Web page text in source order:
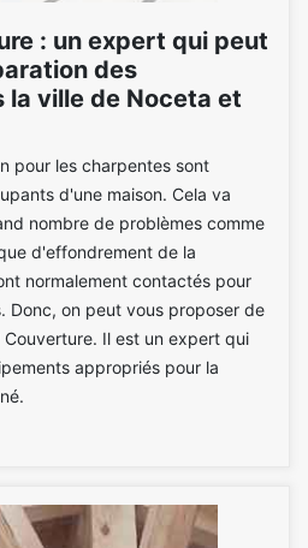
: un expert qui peut
des
ville de Noceta et
pour les charpentes sont
d'une maison. Cela va
nombre de problèmes comme
d'effondrement de la
normalement contactés pour
Donc, on peut vous proposer de
Couverture. Il est un expert qui
appropriés pour la